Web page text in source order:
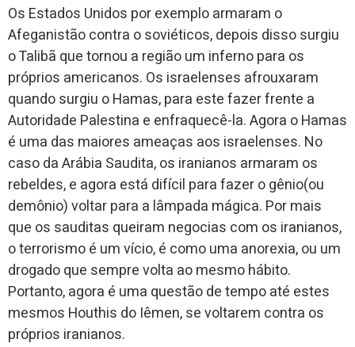
Os Estados Unidos por exemplo armaram o
Afeganistão contra o soviéticos, depois disso surgiu
o Talibã que tornou a região um inferno para os
próprios americanos. Os israelenses afrouxaram
quando surgiu o Hamas, para este fazer frente a
Autoridade Palestina e enfraquecê-la. Agora o Hamas
é uma das maiores ameaças aos israelenses. No
caso da Arábia Saudita, os iranianos armaram os
rebeldes, e agora está difícil para fazer o gênio(ou
demônio) voltar para a lâmpada mágica. Por mais
que os sauditas queiram negocias com os iranianos,
o terrorismo é um vício, é como uma anorexia, ou um
drogado que sempre volta ao mesmo hábito.
Portanto, agora é uma questão de tempo até estes
mesmos Houthis do Iêmen, se voltarem contra os
próprios iranianos.